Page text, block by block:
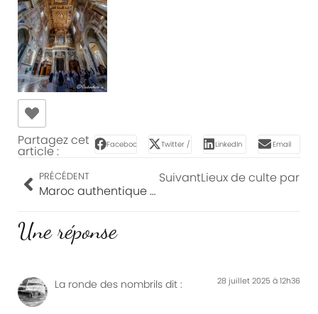
Partagez cet
article : Facebook Twitter / X LinkedIn Email
PRÉCÉDENT
Maroc authentique partie 2
SuivantLieux de culte
Une réponse
La ronde des nombrils dit : 28 juillet 2025 à 12h36